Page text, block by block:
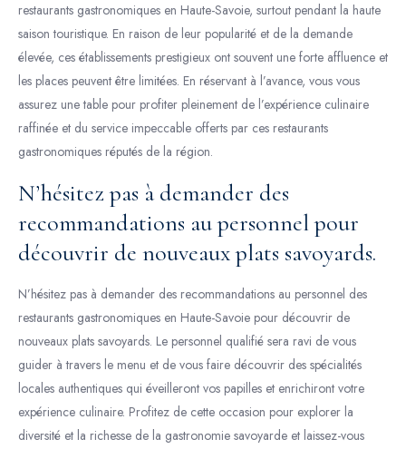
restaurants gastronomiques en Haute-Savoie, surtout pendant la haute
saison touristique. En raison de leur popularité et de la demande
élevée, ces établissements prestigieux ont souvent une forte affluence et
les places peuvent être limitées. En réservant à l’avance, vous vous
assurez une table pour profiter pleinement de l’expérience culinaire
raffinée et du service impeccable offerts par ces restaurants
gastronomiques réputés de la région.
N’hésitez pas à demander des
recommandations au personnel pour
découvrir de nouveaux plats savoyards.
N’hésitez pas à demander des recommandations au personnel des
restaurants gastronomiques en Haute-Savoie pour découvrir de
nouveaux plats savoyards. Le personnel qualifié sera ravi de vous
guider à travers le menu et de vous faire découvrir des spécialités
locales authentiques qui éveilleront vos papilles et enrichiront votre
expérience culinaire. Profitez de cette occasion pour explorer la
diversité et la richesse de la gastronomie savoyarde et laissez-vous